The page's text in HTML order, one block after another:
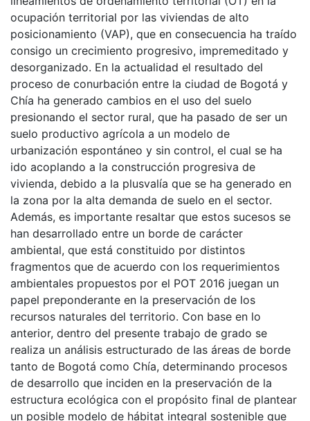
ocupación territorial por las viviendas de alto
posicionamiento (VAP), que en consecuencia ha traído
consigo un crecimiento progresivo, impremeditado y
desorganizado. En la actualidad el resultado del
proceso de conurbación entre la ciudad de Bogotá y
Chía ha generado cambios en el uso del suelo
presionando el sector rural, que ha pasado de ser un
suelo productivo agrícola a un modelo de
urbanización espontáneo y sin control, el cual se ha
ido acoplando a la construcción progresiva de
vivienda, debido a la plusvalía que se ha generado en
la zona por la alta demanda de suelo en el sector.
Además, es importante resaltar que estos sucesos se
han desarrollado entre un borde de carácter
ambiental, que está constituido por distintos
fragmentos que de acuerdo con los requerimientos
ambientales propuestos por el POT 2016 juegan un
papel preponderante en la preservación de los
recursos naturales del territorio. Con base en lo
anterior, dentro del presente trabajo de grado se
realiza un análisis estructurado de las áreas de borde
tanto de Bogotá como Chía, determinando procesos
de desarrollo que inciden en la preservación de la
estructura ecológica con el propósito final de plantear
un posible modelo de hábitat integral sostenible que